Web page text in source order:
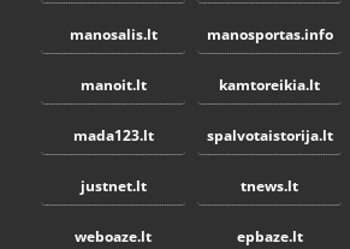
manosalis.lt manosportas.info
manoit.lt kamtoreikia.lt
mada123.lt spalvotaistorija.lt
justnet.lt tnews.lt
weboaze.lt epbaze.lt